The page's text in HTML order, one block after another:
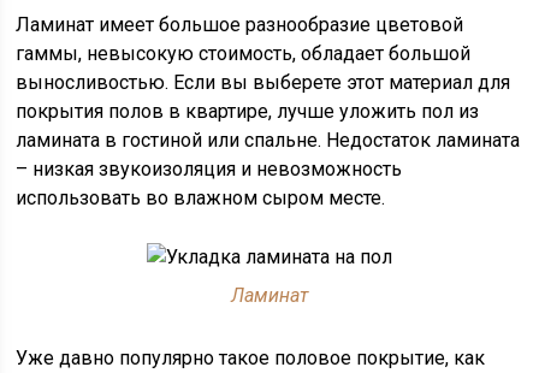
Ламинат имеет большое разнообразие цветовой
гаммы, невысокую стоимость, обладает большой
выносливостью. Если вы выберете этот материал для
покрытия полов в квартире, лучше уложить пол из
ламината в гостиной или спальне. Недостаток ламината
– низкая звукоизоляция и невозможность
использовать во влажном сыром месте.
Ламинат
Уже давно популярно такое половое покрытие, как